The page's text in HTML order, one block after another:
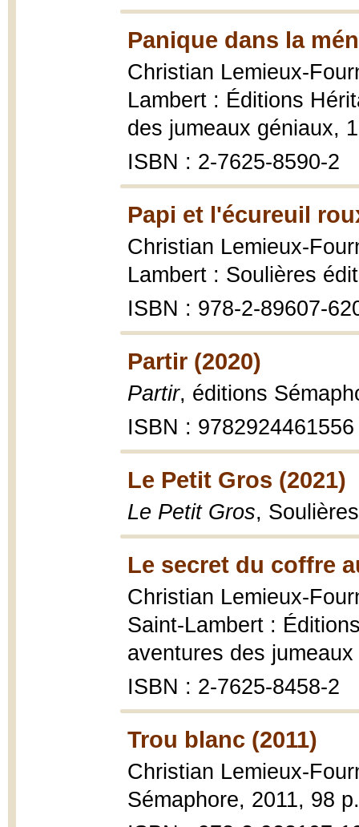
Panique dans la
Christian Lemieux-
Lambert : Éditions
des jumeaux géniaux,
ISBN : 2-7625-8590-2
Papi et l'écureuil
Christian Lemieux-
Lambert : Soulières
ISBN : 978-2-89607-
Partir (2020)
Partir, éditions
ISBN : 9782924461556
Le Petit Gros (2021)
Le Petit Gros,
Le secret du coffre
Christian Lemieux-
Saint-Lambert :
aventures des
ISBN : 2-7625-8458-2
Trou blanc (2011)
Christian Lemieux-
Sémaphore, 2011, 98